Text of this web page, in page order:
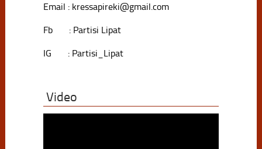
Email : kressapireki@gmail.com
Fb : Partisi Lipat
IG : Partisi_Lipat
Video